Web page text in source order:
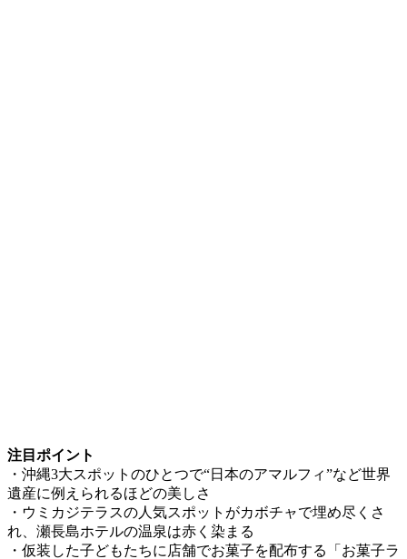
注目ポイント
・沖縄3大スポットのひとつで“日本のアマルフィ”など世界
遺産に例えられるほどの美しさ
・ウミカジテラスの人気スポットがカボチャで埋め尽くさ
れ、瀬長島ホテルの温泉は赤く染まる
・仮装した子どもたちに店舗でお菓子を配布する「お菓子ラ